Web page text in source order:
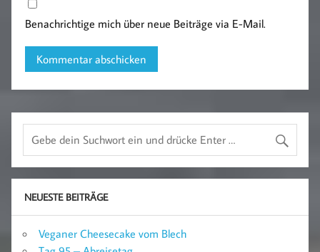
Benachrichtige mich über neue Beiträge via E-Mail.
NEUESTE BEITRÄGE
Veganer Cheesecake vom Blech